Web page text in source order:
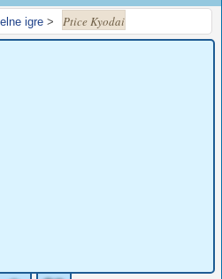
igre > Ptice Kyodai